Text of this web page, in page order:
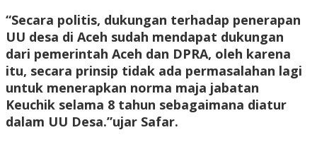
“Secara politis, dukungan terhadap penerapan
UU desa di Aceh sudah mendapat dukungan
dari pemerintah Aceh dan DPRA, oleh karena
itu, secara prinsip tidak ada permasalahan lagi
untuk menerapkan norma maja jabatan
Keuchik selama 8 tahun sebagaimana diatur
dalam UU Desa.”ujar Safar.